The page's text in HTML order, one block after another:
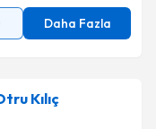
Daha Fazla
Kılıç